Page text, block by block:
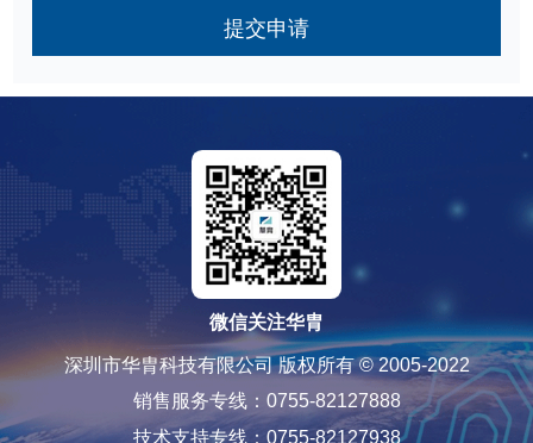
提交申请
微信关注华胄
深圳市华胄科技有限公司 版权所有 © 2005-2022
销售服务专线：0755-82127888
技术支持专线：0755-82127938